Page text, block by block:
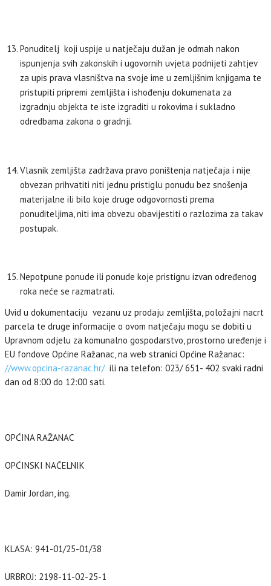
Ponuditelj koji uspije u natječaju dužan je odmah nakon
ispunjenja svih zakonskih i ugovornih uvjeta podnijeti zahtjev
za upis prava vlasništva na svoje ime u zemljišnim knjigama te
pristupiti pripremi zemljišta i ishođenju dokumenata za
izgradnju objekta te iste izgraditi u rokovima i sukladno
odredbama zakona o gradnji.
Vlasnik zemljišta zadržava pravo poništenja natječaja i nije
obvezan prihvatiti niti jednu pristiglu ponudu bez snošenja
materijalne ili bilo koje druge odgovornosti prema
ponuditeljima, niti ima obvezu obavijestiti o razlozima za takav
postupak.
Nepotpune ponude ili ponude koje pristignu izvan određenog
roka neće se razmatrati.
Uvid u dokumentaciju vezanu uz prodaju zemljišta, položajni nacrt
parcela te druge informacije o ovom natječaju mogu se dobiti u
Upravnom odjelu za komunalno gospodarstvo, prostorno uređenje i
EU fondove Općine Ražanac, na web stranici Općine Ražanac:
//www.opcina-razanac.hr/ili na telefon: 023/ 651- 402 svaki radni
dan od 8:00 do 12:00 sati.
OPĆINA RAŽANAC
OPĆINSKI NAČELNIK
Damir Jordan, ing.
KLASA: 941-01/25-01/38
URBROJ: 2198-11-02-25-1